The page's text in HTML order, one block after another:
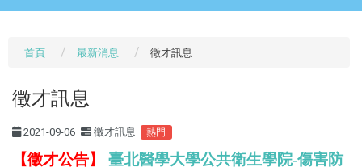
首頁 最新消息 徵才訊息
徵才訊息
2021-09-06 徵才訊息 熱門
【徵才公告】 臺北醫學大學公共衛生學院-傷害防